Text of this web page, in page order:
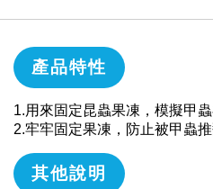
產品特性
1.用來固定昆蟲果凍，模擬甲
2.牢牢固定果凍，防止被甲蟲推
其他說明